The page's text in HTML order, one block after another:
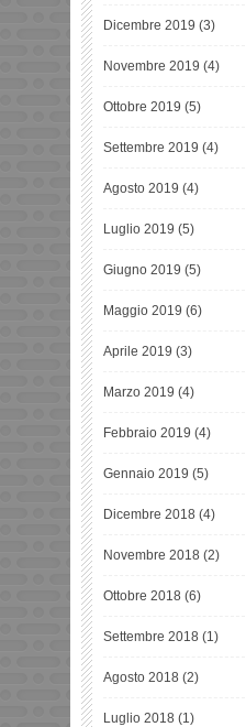
Dicembre 2019 (3)
Novembre 2019 (4)
Ottobre 2019 (5)
Settembre 2019 (4)
Agosto 2019 (4)
Luglio 2019 (5)
Giugno 2019 (5)
Maggio 2019 (6)
Aprile 2019 (3)
Marzo 2019 (4)
Febbraio 2019 (4)
Gennaio 2019 (5)
Dicembre 2018 (4)
Novembre 2018 (2)
Ottobre 2018 (6)
Settembre 2018 (1)
Agosto 2018 (2)
Luglio 2018 (1)